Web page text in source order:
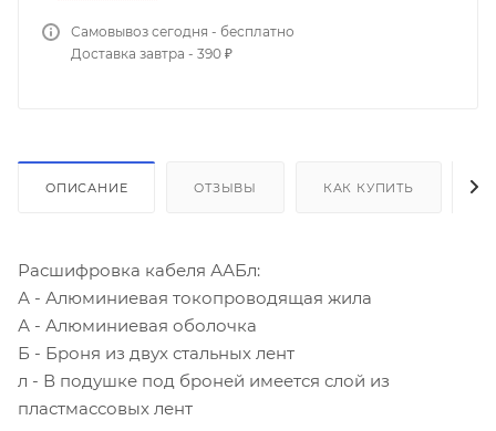
Самовывоз сегодня - бесплатно
Доставка завтра - 390 ₽
ОПИСАНИЕ ОТЗЫВЫ КАК КУПИТЬ
Расшифровка кабеля ААБл:
А - Алюминиевая токопроводящая жила
А - Алюминиевая оболочка
Б - Броня из двух стальных лент
л - В подушке под броней имеется слой из
пластмассовых лент